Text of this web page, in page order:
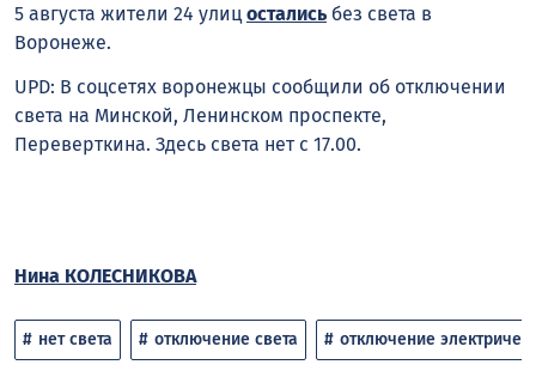
5 августа жители 24 улицостались без света в
Воронеже.
UPD: В соцсетях воронежцы сообщили об отключении
света на Минской, Ленинском проспекте,
Переверткина. Здесь света нет с 17.00.
Нина КОЛЕСНИКОВА
нет света отключение света отключение